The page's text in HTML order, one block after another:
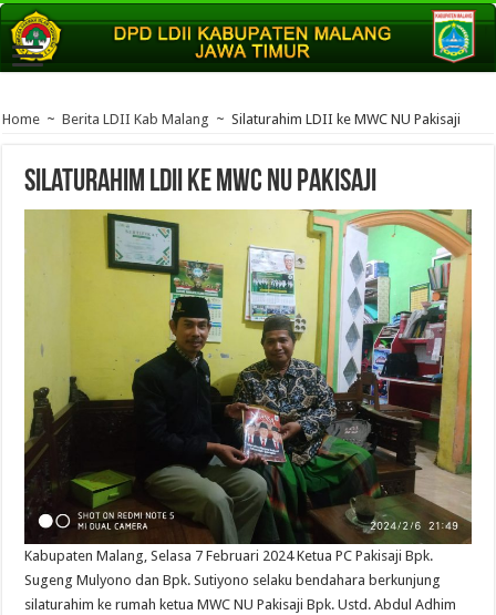
Home ~ Berita LDII Kab Malang ~ Silaturahim LDII ke MWC NU Pakisaji
Silaturahim LDII ke MWC NU Pakisaji
Kabupaten Malang, Selasa 7 Februari 2024 Ketua PC Pakisaji Bpk.
Sugeng Mulyono dan Bpk. Sutiyono selaku bendahara berkunjung
silaturahim ke rumah ketua MWC NU Pakisaji Bpk. Ustd. Abdul Adhim